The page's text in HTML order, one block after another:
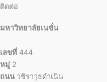
ติดต่อ
มหาวิทยาลัยเนชั่น
เลขที่ 444
หมู่ 2
ถนน วชิราวุธดำเนิน